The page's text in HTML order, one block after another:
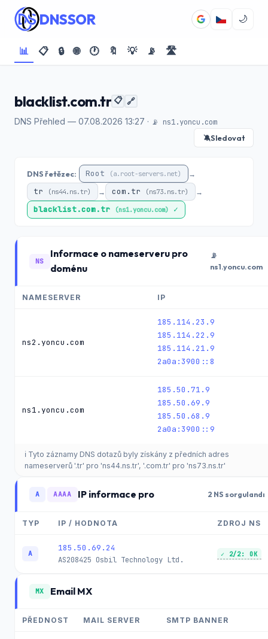
DNSSOR 🌙
📊 📋 🔒 🌐 🕐 🔖 💡 📡 🛣️
blacklist.com.tr 📋 🔗
DNS Přehled — 07.08.2026 13:27 · 📡 ns1.yoncu.com
🔕Sledovat
DNS řetězec: Root (a.root-servers.net) →
tr (ns44.ns.tr) → com.tr (ns73.ns.tr) →
blacklist.com.tr (ns1.yoncu.com) ✓
NS
Informace o nameserveru pro
doménu
📡
ns1.yoncu.com
NAMESERVER IP
ns2.yoncu.com
185.114.23.9
185.114.22.9
185.114.21.9
2a0a:3900::8
ns1.yoncu.com
185.50.71.9
185.50.69.9
185.50.68.9
2a0a:3900::9
ℹ️ Tyto záznamy DNS dotazů byly získány z předních adres
nameserverů '.tr' pro 'ns44.ns.tr', '.com.tr' pro 'ns73.ns.tr'
A AAAA IP informace pro 2 NS sorgulandı
TYP IP / HODNOTA ZDROJ NS
A
185.50.69.24
AS208425 Osbil Technology Ltd.
✓ 2/2: OK
MX Email MX
PŘEDNOST MAIL SERVER SMTP BANNER